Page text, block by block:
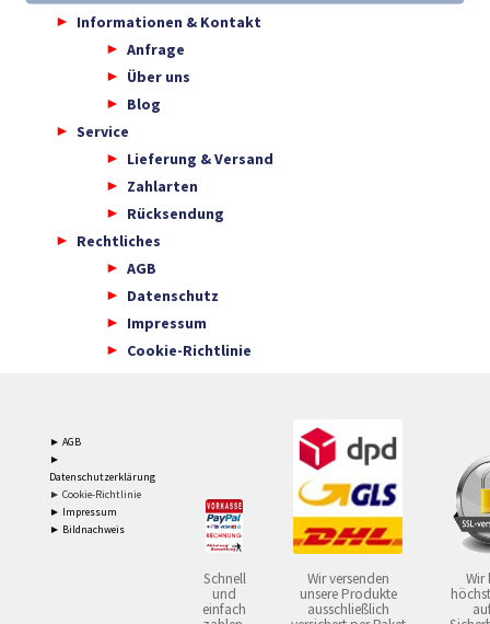
Informationen & Kontakt
Anfrage
Über uns
Blog
Service
Lieferung & Versand
Zahlarten
Rücksendung
Rechtliches
AGB
Datenschutz
Impressum
Cookie-Richtlinie
► AGB
►
Datenschutzerklärung
► Cookie-Richtlinie
► Impressum
► Bildnachweis
Schnell
und
einfach
Wir versenden
unsere Produkte
ausschließlich
Wir